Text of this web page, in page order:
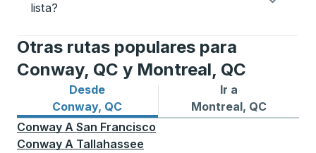
lista?
Otras rutas populares para
Conway, QC y Montreal, QC
Desde
Conway, QC
Rutas de autobuses desde Conway, QC
Ir a
Montreal, QC
Rutas de autobuses a
Conway A San Francisco
Conway A Tallahassee